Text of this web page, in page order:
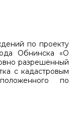
по проекту
Обнинска «О
разрешенный
с кадастровым
по